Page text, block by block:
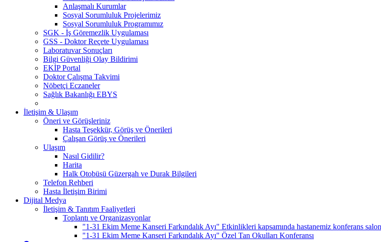
Anlaşmalı Kurumlar
Sosyal Sorumluluk Projelerimiz
Sosyal Sorumluluk Programımız
SGK - İş Göremezlik Uygulaması
GSS - Doktor Reçete Uygulaması
Laboratuvar Sonuçları
Bilgi Güvenliği Olay Bildirimi
EKİP Portal
Doktor Çalışma Takvimi
Nöbetçi Eczaneler
Sağlık Bakanlığı EBYS
İletişim & Ulaşım
Öneri ve Görüşleriniz
Hasta Teşekkür, Görüş ve Önerileri
Çalışan Görüş ve Önerileri
Ulaşım
Nasıl Gidilir?
Harita
Halk Otobüsü Güzergah ve Durak Bilgileri
Telefon Rehberi
Hasta İletişim Birimi
Dijital Medya
İletişim & Tanıtım Faaliyetleri
Toplantı ve Organizasyonlar
"1-31 Ekim Meme Kanseri Farkındalık Ayı" Etkinlikleri kapsamında hastanemiz konferans
"1-31 Ekim Meme Kanseri Farkındalık Ayı" Özel Tan Okulları Konferansı